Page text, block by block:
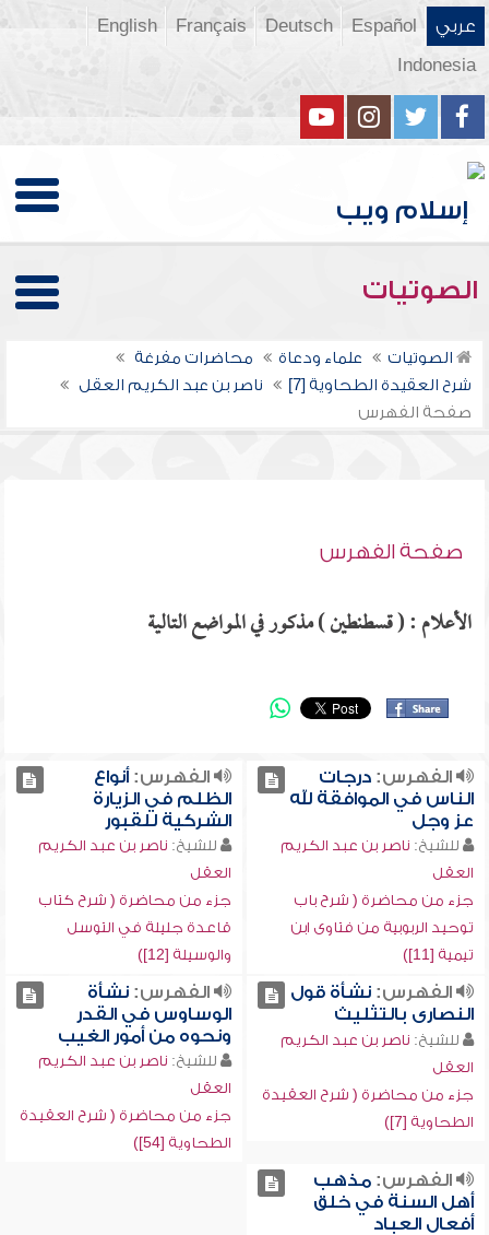
عربي Español
Deutsch
Français
English
Indonesia
الصوتيات
الصوتيات علماء ودعاة
محاضرات مفرغة
شرح العقيدة الطحاوية [7]
ناصر بن عبد الكريم العقل
صفحة الفهرس
صفحة الفهرس
الأعلام : ( قسطنطين ) مذكور في المواضع التالية
الفهرس:درجات
الناس في الموافقة لله
عز وجل
للشيخ: ناصر بن عبد الكريم
العقل
جزء من محاضرة ( شرح باب
توحيد الربوبية من فتاوى ابن
تيمية [11])
الفهرس:أنواع
الظلم في الزيارة
الشركية للقبور
للشيخ: ناصر بن عبد الكريم
العقل
جزء من محاضرة ( شرح كتاب
قاعدة جليلة في التوسل
والوسيلة [12])
الفهرس:نشأة قول
النصارى بالتثليث
للشيخ: ناصر بن عبد الكريم
العقل
جزء من محاضرة ( شرح العقيدة
الطحاوية [7])
الفهرس:نشأة
الوساوس في القدر
ونحوه من أمور الغيب
للشيخ: ناصر بن عبد الكريم
العقل
جزء من محاضرة ( شرح العقيدة
الطحاوية [54])
الفهرس:مذهب
أهل السنة في خلق
أفعال العباد